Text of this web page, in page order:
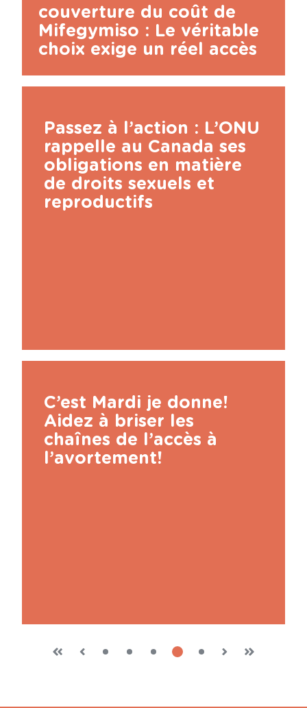
couverture du coût de
Mifegymiso : Le véritable
choix exige un réel accès
Passez à l’action : L’ONU
rappelle au Canada ses
obligations en matière
de droits sexuels et
reproductifs
C’est Mardi je donne!
Aidez à briser les
chaînes de l’accès à
l’avortement!
First
page
«
Previous
page
‹
Page
1 Page
2 Page
3
Current
4 Page
5
Next
›
Last
»